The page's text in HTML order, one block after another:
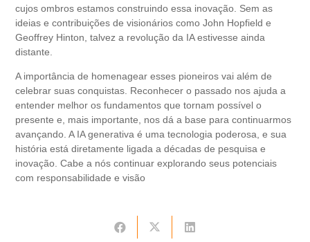
cujos ombros estamos construindo essa inovação. Sem as
ideias e contribuições de visionários como John Hopfield e
Geoffrey Hinton, talvez a revolução da IA estivesse ainda
distante.
A importância de homenagear esses pioneiros vai além de
celebrar suas conquistas. Reconhecer o passado nos ajuda a
entender melhor os fundamentos que tornam possível o
presente e, mais importante, nos dá a base para continuarmos
avançando. A IA generativa é uma tecnologia poderosa, e sua
história está diretamente ligada a décadas de pesquisa e
inovação. Cabe a nós continuar explorando seus potenciais
com responsabilidade e visão